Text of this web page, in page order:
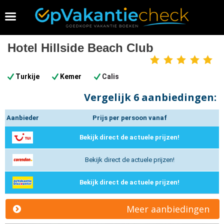
Vakantie 2026 boeken
Hotel Hillside Beach Club
5
Turkije Kemer Calis
Vergelijk 6 aanbiedingen:
Aanbieder Prijs per persoon vanaf
Bekijk direct de actuele prijzen!
Bekijk direct de actuele prijzen!
Bekijk direct de actuele prijzen!
Meer aanbiedingen